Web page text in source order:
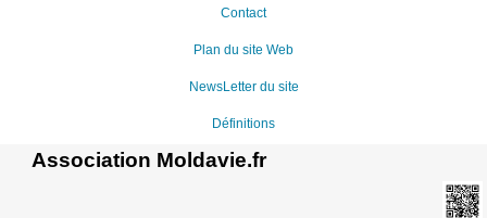
Contact
Plan du site Web
NewsLetter du site
Définitions
Association Moldavie.fr